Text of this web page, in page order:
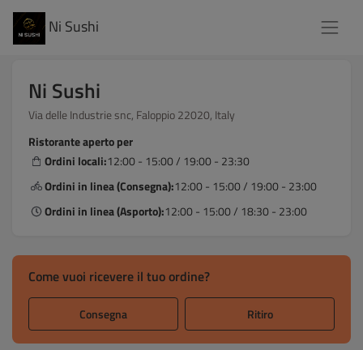
Ni Sushi
Ni Sushi
Via delle Industrie snc, Faloppio 22020, Italy
Ristorante aperto per
Ordini locali:12:00 - 15:00 / 19:00 - 23:30
Ordini in linea (Consegna):12:00 - 15:00 / 19:00 - 23:00
Ordini in linea (Asporto):12:00 - 15:00 / 18:30 - 23:00
Come vuoi ricevere il tuo ordine?
Consegna Ritiro